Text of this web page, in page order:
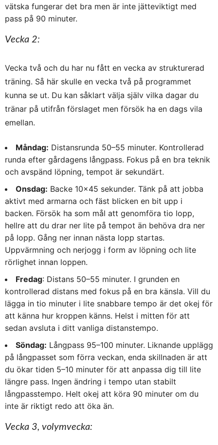
vätska fungerar det bra men är inte jätteviktigt med
pass på 90 minuter.
Vecka 2:
Vecka två och du har nu fått en vecka av strukturerad
träning. Så här skulle en vecka två på programmet
kunna se ut. Du kan såklart välja själv vilka dagar du
tränar på utifrån förslaget men försök ha en dags vila
emellan.
Måndag: Distansrunda 50–55 minuter. Kontrollerad
runda efter gårdagens långpass. Fokus på en bra teknik
och avspänd löpning, tempot är sekundärt.
Onsdag: Backe 10×45 sekunder. Tänk på att jobba
aktivt med armarna och fäst blicken en bit upp i
backen. Försök ha som mål att genomföra tio lopp,
hellre att du drar ner lite på tempot än behöva dra ner
på lopp. Gång ner innan nästa lopp startas.
Uppvärmning och nerjogg i form av löpning och lite
rörlighet innan loppen.
Fredag: Distans 50–55 minuter. I grunden en
kontrollerad distans med fokus på en bra känsla. Vill du
lägga in tio minuter i lite snabbare tempo är det okej för
att känna hur kroppen känns. Helst i mitten för att
sedan avsluta i ditt vanliga distanstempo.
Söndag: Långpass 95–100 minuter. Liknande upplägg
på långpasset som förra veckan, enda skillnaden är att
du ökar tiden 5–10 minuter för att anpassa dig till lite
längre pass. Ingen ändring i tempo utan stabilt
långpasstempo. Helt okej att köra 90 minuter om du
inte är riktigt redo att öka än.
Vecka 3, volymvecka: